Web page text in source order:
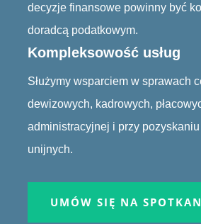
decyzje finansowe powinny być
doradcą podatkowym.
Kompleksowość usług
Służymy wsparciem w sprawach
dewizowych, kadrowych,
administracyjnej i przy
unijnych.
UMÓW SIĘ NA